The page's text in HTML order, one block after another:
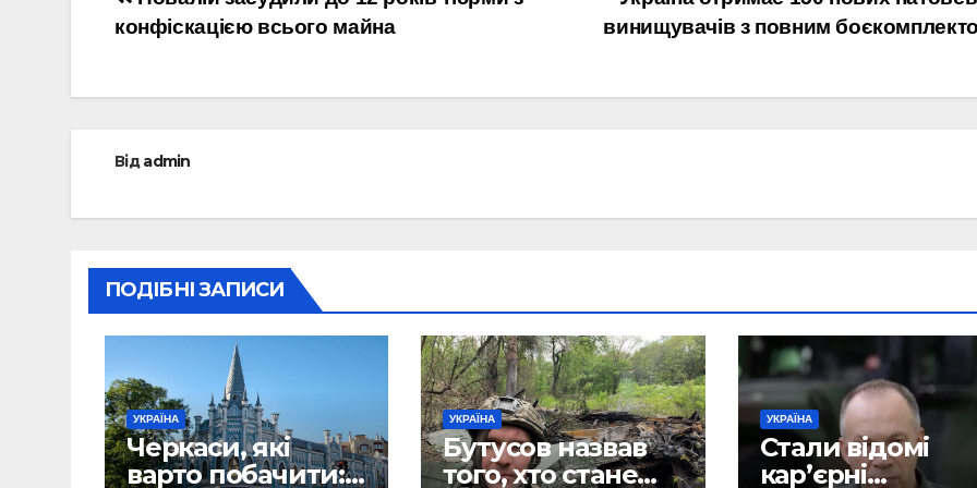
записів
винищувачів з повним
конфіскацією всього майна
Відadmin
ПОДІБНІ ЗАПИСИ
УКРАЇНА
Черкаси, які
варто побачити:
УКРАЇНА
Бутусов назвав
того, хто стане
УКРАЇНА
Стали відомі
кар’єрні